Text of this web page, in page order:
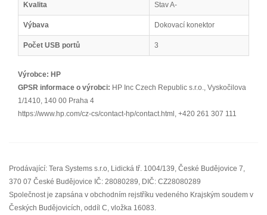
Kvalita Stav A-
Výbava Dokovací konektor
Počet USB portů 3
Výrobce: HP
GPSR informace o výrobci: HP Inc Czech Republic s.r.o., Vyskočilova
1/1410, 140 00 Praha 4
https://www.hp.com/cz-cs/contact-hp/contact.html, +420 261 307 111
Prodávající: Tera Systems s.r.o, Lidická tř. 1004/139, České Budějovice 7,
370 07 České Budějovice IČ: 28080289, DIČ: CZ28080289
Společnost je zapsána v obchodním rejstříku vedeného Krajským soudem v
Českých Budějovicích, oddíl C, vložka 16083.